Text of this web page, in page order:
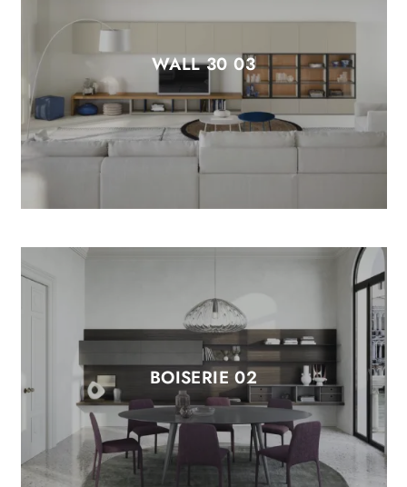
WALL 30 03
BOISERIE 02